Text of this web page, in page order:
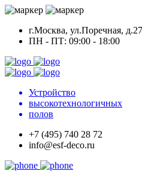
г.Москва, ул.Поречная,
ПН - ПТ: 09:00 - 18:00
Устройство
высокотехнологичных
полов
+7 (495) 740 28 72
info@esf-deco.ru